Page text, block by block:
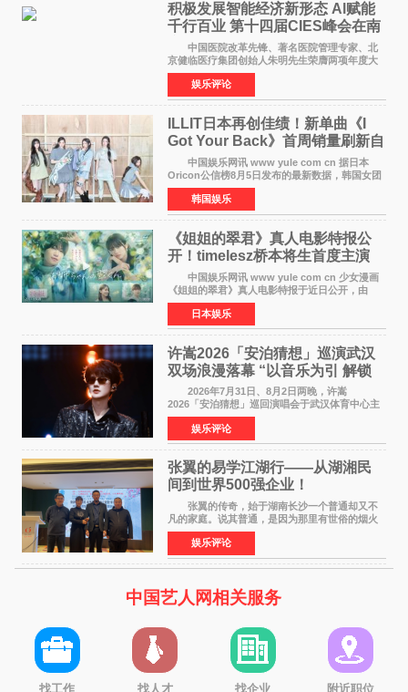
积极发展智能经济新形态 Al赋能
千行百业 第十四届CIES峰会在南
京盛大召开
中国医院改革先锋、著名医院管理专家、北
京健临医疗集团创始人朱明先生荣膺两项年度大
奖 2026年7月31日，盛夏金陵，长江之畔，
以重落地·真务实·强链接为主题的2026&lsquo;人
工智能+&rsquo
娱乐评论
ILLIT日本再创佳绩！新单曲《I
Got Your Back》首周销量刷新自
身纪录
中国娱乐网讯 www yule com cn 据日本
Oricon公信榜8月5日发布的最新数据，韩国女团
ILLIT在日本发行的第二张单曲《I Got Your
Back》首周销量达到71,009张，成功跻身最新一
期周单曲排行
韩国娱乐
《姐姐的翠君》真人电影特报公
开！timelesz桥本将生首度主演
12月4日上映
中国娱乐网讯 www yule com cn 少女漫画
《姐姐的翠君》真人电影特报于近日公开，由
timelesz成员桥本将生担任主演，这也是他首次
担任电影主演，引发高度关注。 女高中生咲
苗翠（中岛瑠菜
日本娱乐
许嵩2026「安泊猜想」巡演武汉
双场浪漫落幕 “以音乐为引 解锁
江城记忆”
2026年7月31日、8月2日两晚，许嵩
2026「安泊猜想」巡回演唱会于武汉体育中心主
体育场盛大开唱。许嵩与数万歌迷在此相聚，从
浪漫惬意的舞台设计到充满诚意与惊喜的现场互
动，共同开启了一场关于
娱乐评论
张翼的易学江湖行——从湖湘民
间到世界500强企业！
张翼的传奇，始于湖南长沙一个普通却又不
凡的家庭。说其普通，是因为那里有世俗的烟火
气；说其不凡，是因为家中有一位洞悉天地玄机
的长者——他的爷爷。作为当地的风水师，爷爷
是张翼走进易学
娱乐评论
中国艺人网相关服务
找工作 找人才 找企业 附近职位